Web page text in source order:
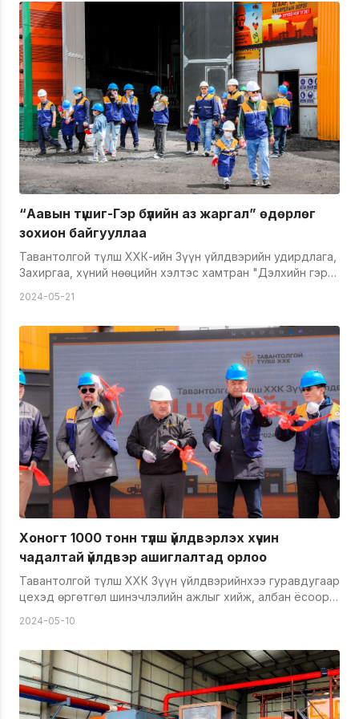
бүрэлдэхүүнтэй, ажлын 8 цагаар үйл ажиллагаа явуулж
байна. Тус цех нь&nbsp; нэг удаадаа 35кг буюу хоногт
ажлын 100-120 ширхэг хувцас угааж, хатаах хүчин чадал
бүхий угаалга, хатаалгын гурван машинтай аж. Мөн
хувцас угаах, хатаах, индүүдэхээс гадна оёдол
засварын үйлчилгээг үзүүлэн ажиллаж байна.
“Аавын түшиг-Гэр бүлийн аз жаргал” өдөрлөг
зохион байгууллаа
Тавантолгой түлш ХХК-ийн Зүүн үйлдвэрийн удирдлага,
Захиргаа, хүний нөөцийн хэлтэс хамтран "Дэлхийн гэр
түшиг- Гэр бүлийн аз жаргал" сэдэвт өдөрлөг зохион
үйлдвэрийн ажилтан, албан хаагчдын төлөөлөл болсон
20 гэр бүл, 50 орчим хүүхдийг урин оролцуулж,
үйлдвэртэй танилцуулсан юм. Өдөрлөгт дуучин
С.Гантогоо, Хүүхдийн ордны авьяаслаг сурагчид, морин
хуурч Д.Энхболор нар ая дуугаа өргөсөн юм. Мөн
Сэтгэл зүйч Ж.Үйлст компанийн ажилчид, тэдний
хүүхдүүдэд сэтгэл зүйн чиглэлээр зөвлөгөө мэдээлэл
өгсөн бол Боловсролын ухааны доктор, СГЗ Р.Нямдорж,
СГЗ Д.Данзан нар сонирхолтой яриа өрнүүлсэн юм. Мөн
өдөрлөгийн төгсгөлд гэр бүлүүд ХАБЭАБОЭ-н хэлтэстэй
хамтран Монос, Шинэс, Голт бор зэрэг модны 35
суулгацыг тарьж суулгасан юм. &nbsp;
2024-05-21
Хоногт 1000 тонн түлш үйлдвэрлэх хүчин
чадалтай үйлдвэр ашиглалтад орлоо
Тавантолгой түлш ХХК Зүүн үйлдвэрийнхээ гуравдугаар
цехэд өргөтгөл шинэчлэлийн ажлыг хийж, албан ёсоор
хугацаанд гурван үйлдвэрийн 20 шугамаар шахмал түлш
үйлдвэрийнхээ хүчин чадлыг нэмэгдүүлэх ажлыг үе
шаттайгаар эхлүүлжээ. Тодруулбал, Төвийн үйлдвэрийн
хүчин чадлыг 2,5 дахин нэмэгдүүлж, Зүүн
үйлдвэрийнхээ 1, 2-р цехээ техникийн хүчин чадалд
2024-05-10